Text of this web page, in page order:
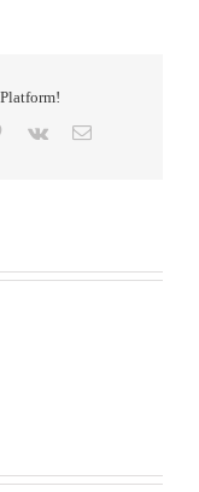
Pinterest
Vk Email